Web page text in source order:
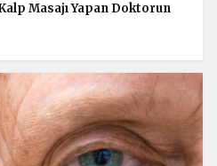
Masajı Yapan Doktorun